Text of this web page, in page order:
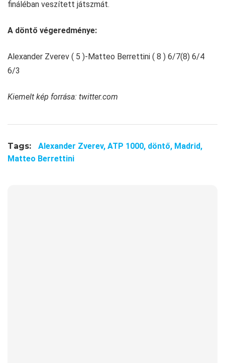
fináléban veszített játszmát.
A döntő végeredménye:
Alexander Zverev ( 5 )-Matteo Berrettini ( 8 ) 6/7(8) 6/4
6/3
Kiemelt kép forrása: twitter.com
Tags: Alexander Zverev, ATP 1000, döntő, Madrid,
Matteo Berrettini